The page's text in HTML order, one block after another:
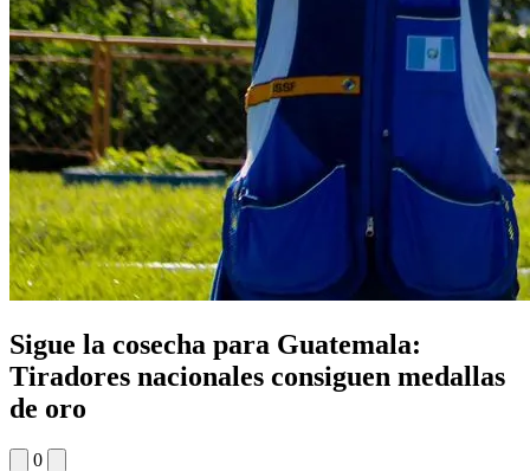
Sigue la cosecha para Guatemala:
Tiradores nacionales consiguen medallas
de oro
0